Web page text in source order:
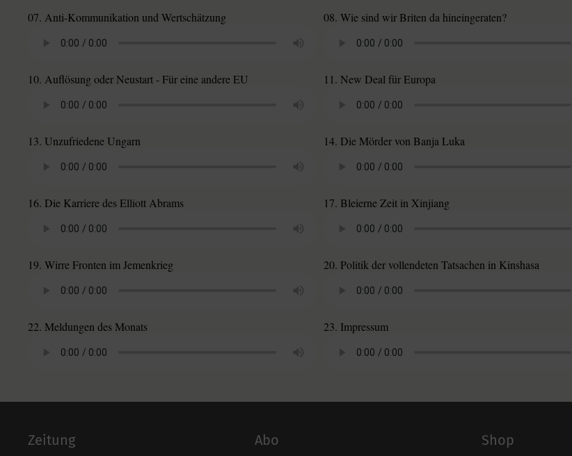
07. Anti-Kommunikation und Wertschätzung 08. Wie sind wir Briten da hineingeraten?
10. Auflösung oder Neustart - Für eine andere EU 11. New Deal für Europa
13. Unzufriedene Ungarn 14. Die Mörder von Banja Luka
16. Die Karriere des Elliott Abrams 17. Bleierne Zeit in Xinjiang
19. Wirre Fronten im Jemenkrieg 20. Politik der vollendeten Tatsachen in Kinshasa
22. Meldungen des Monats 23. Impressum
Zeitung Abo Shop